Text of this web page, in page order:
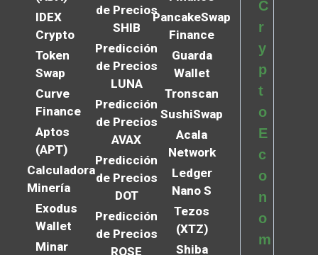
IDEX
Crypto
Token
Swap
Curve
Finance
Aptos
(APT)
Calculadora
Minería
Exodus
Wallet
Minar
de Precios
SHIB
Predicción
de Precios
LUNA
Predicción
de Precios
AVAX
Predicción
de Precios
DOT
Predicción
de Precios
ROSE
PancakeSwap
Finance
Guarda
Wallet
Tronscan
SushiSwap
Acala
Network
Ledger
Nano S
Tezos
(XTZ)
Shiba
C
r
y
p
t
o
E
c
o
n
o
m